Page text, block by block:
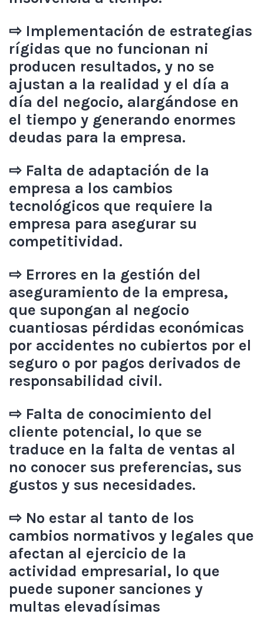
⇨ Implementación de estrategias
rígidas que no funcionan ni
producen resultados, y no se
ajustan a la realidad y el día a
día del negocio, alargándose en
el tiempo y generando enormes
deudas para la empresa.
⇨ Falta de adaptación de la
empresa a los cambios
tecnológicos que requiere la
empresa para asegurar su
competitividad.
⇨ Errores en la gestión del
aseguramiento de la empresa,
que supongan al negocio
cuantiosas pérdidas económicas
por accidentes no cubiertos por el
seguro o por pagos derivados de
responsabilidad civil.
⇨ Falta de conocimiento del
cliente potencial, lo que se
traduce en la falta de ventas al
no conocer sus preferencias, sus
gustos y sus necesidades.
⇨ No estar al tanto de los
cambios normativos y legales que
afectan al ejercicio de la
actividad empresarial, lo que
puede suponer sanciones y
multas elevadísimas